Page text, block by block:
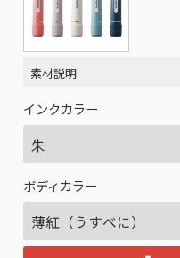
素材説明
インクカラー
ボディカラー